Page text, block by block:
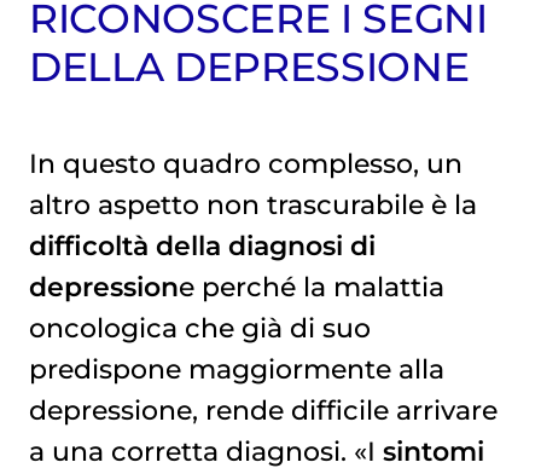
RICONOSCERE I SEGNI
DELLA DEPRESSIONE
In questo quadro complesso, un
altro aspetto non trascurabile è la
difficoltà della diagnosi di
depressione perché la malattia
oncologica che già di suo
predispone maggiormente alla
depressione, rende difficile arrivare
a una corretta diagnosi. «I sintomi